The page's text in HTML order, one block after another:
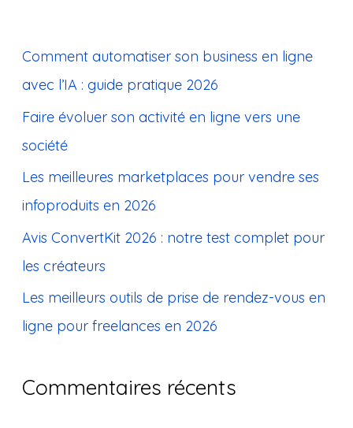
r
c
h
e
r
:
Comment automatiser son business en ligne
avec l’IA : guide pratique 2026
Faire évoluer son activité en ligne vers une
société
Les meilleures marketplaces pour vendre ses
infoproduits en 2026
Avis ConvertKit 2026 : notre test complet pour
les créateurs
Les meilleurs outils de prise de rendez-vous en
ligne pour freelances en 2026
Commentaires récents